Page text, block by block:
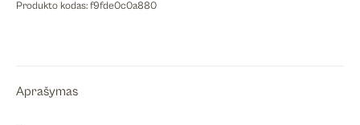
vnt.
Produkto kodas: f9fde0c0a880
Aprašymas